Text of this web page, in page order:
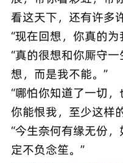
看这天下，还有许多
“现在回想，你真的
“真的很想和你厮守
想，而是我不能。”
“哪怕你知道了一切
你能恨我，至少这样
“今生奈何有缘无份
定不负念笙。”